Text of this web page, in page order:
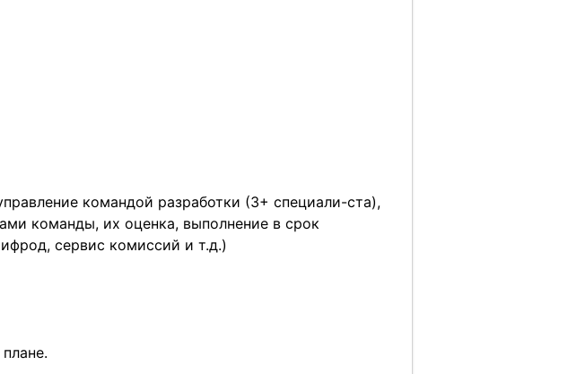
командой разработки (3+ специали-ста),
команды, их оценка, выполнение в срок
сервис комиссий и т.д.)